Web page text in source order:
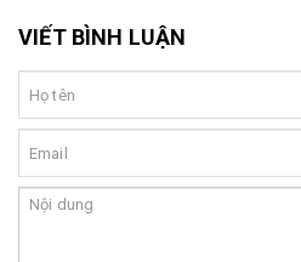
VIẾT BÌNH LUẬN